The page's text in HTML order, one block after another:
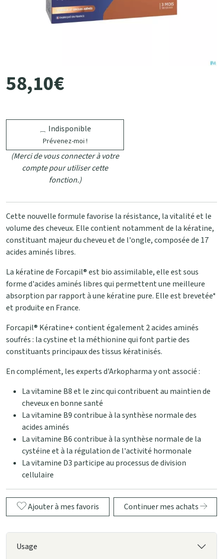
58,10€
Indisponible
Prévenez-moi !
(Merci de vous connecter à votre
compte pour utiliser cette
fonction.)
Cette nouvelle formule favorise la résistance, la vitalité et le
volume des cheveux. Elle contient notamment de la kératine,
constituant majeur du cheveu et de l'ongle, composée de 17
acides aminés libres.
La kératine de Forcapil® est bio assimilable, elle est sous
forme d'acides aminés libres qui permettent une meilleure
absorption par rapport à une kératine pure. Elle est brevetée*
et produite en France.
Forcapil® Kératine+ contient également 2 acides aminés
soufrés : la cystine et la méthionine qui font partie des
constituants principaux des tissus kératinisés.
En complément, les experts d'Arkopharma y ont associé :
La vitamine B8 et le zinc qui contribuent au maintien de
cheveux en bonne santé
La vitamine B9 contribue à la synthèse normale des
acides aminés
La vitamine B6 contribue à la synthèse normale de la
cystéine et à la régulation de l'activité hormonale
La vitamine D3 participe au processus de division
cellulaire
Ajouter à mes favoris Continuer mes achats
Usage